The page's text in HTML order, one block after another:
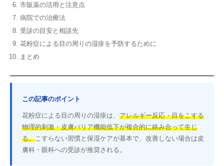
市販薬の活用と注意点
病院での治療法
受診の目安と相談先
花粉症による目の周りの湿疹を予防するために
まとめ
この記事のポイント
花粉症による目の周りの湿疹は、 アレルギー反応・目をこする
物理的刺激・皮膚バリア機能低下が複合的に絡み合って生じ
る。 こすらない習慣と保湿ケアが基本で、改善しない場合は皮
膚科・眼科への受診が推奨される。